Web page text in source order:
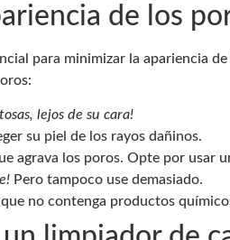
de los
para minimizar la apariencia
lejos de su cara!
su piel de los rayos dañinos.
agrava los poros. Opte por usar
Pero tampoco use demasiado.
que no contenga productos